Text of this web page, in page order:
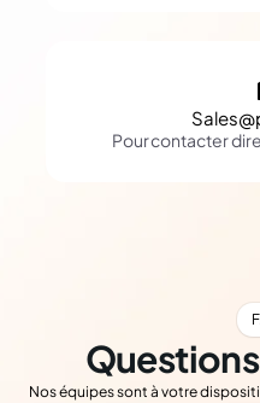
Pour contacter
Nos équipes sont à votre